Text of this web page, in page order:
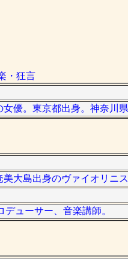
・狂言
優。東京都出身。神奈川県
大島出身のヴァイオリニ
ューサー、音楽講師。